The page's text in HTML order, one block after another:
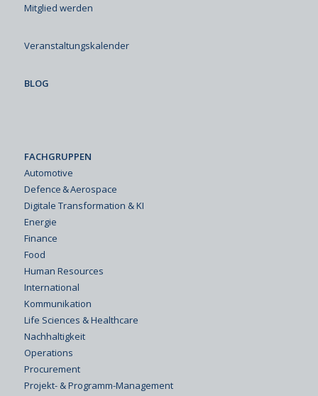
Mitglied werden
Veranstaltungskalender
BLOG
FACHGRUPPEN
Automotive
Defence & Aerospace
Digitale Transformation & KI
Energie
Finance
Food
Human Resources
International
Kommunikation
Life Sciences & Healthcare
Nachhaltigkeit
Operations
Procurement
Projekt- & Programm-Management